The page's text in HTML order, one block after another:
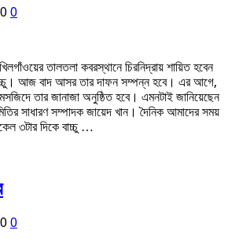
0
তালতলা কবরস্থানে চিরনিদ্রায় শায়িত হবেন
আজ বাদ আসর তার দাফন সম্পন্ন হবে। এর আগে,
তার জানাজা অনুষ্ঠিত হবে। এমনটাই জানিয়েছেন
সাধারণ সম্পাদক জায়েদ খান। দৈনিক আমাদের সময়
৩টার দিকে বাচ্চু …
0